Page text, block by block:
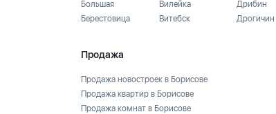
Большая
Берестовица
Вилейка
Витебск
Дрибин
Дрогичин
Продажа
Продажа новостроек в Борисове
Продажа квартир в Борисове
Продажа комнат в Борисове